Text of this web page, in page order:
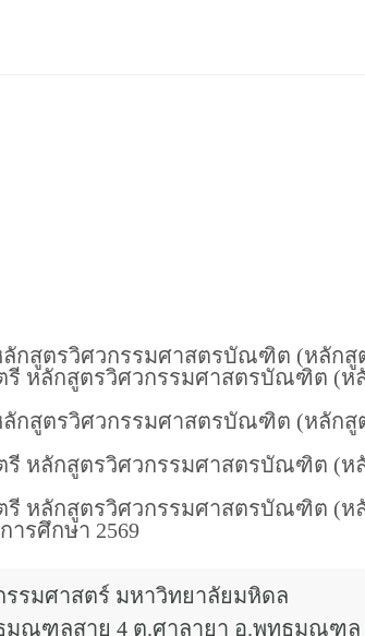
สูตรวิศวกรรมศาสตรบัณฑิต (หลักสู
หลักสูตรวิศวกรรมศาสตรบัณฑิต (
กสูตรวิศวกรรมศาสตรบัณฑิต (หลัก
หลักสูตรวิศวกรรมศาสตรบัณฑิต (
หลักสูตรวิศวกรรมศาสตรบัณฑิต (
รศึกษา 2569
รมศาสตร์ มหาวิทยาลัยมหิดล
มณฑลสาย 4 ต.ศาลายา อ.พุทธมณฑล